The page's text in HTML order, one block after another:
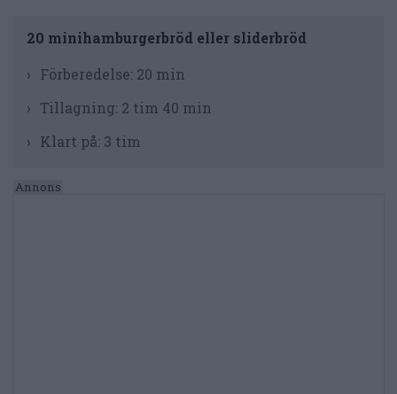
20 minihamburgerbröd eller sliderbröd
Förberedelse: 20 min
Tillagning: 2 tim 40 min
Klart på: 3 tim